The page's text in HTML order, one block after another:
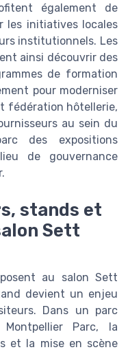
également de
les initiatives locales
institutionnels. Les
ainsi découvrir des
de formation
pour moderniser
fédération hôtellerie,
au sein du
des expositions
de gouvernance
stands et
Sett
au salon Sett
devient un enjeu
Dans un parc
Parc, la
et la mise en scène